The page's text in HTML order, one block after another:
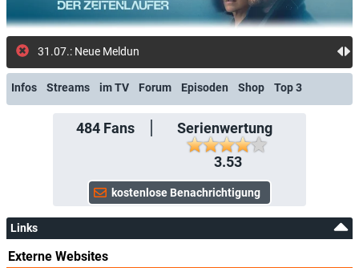
31.07.: Neue Meldung: Die 9
Infos Streams im TV Forum Episoden Shop Top 3
484Fans
Serienwertung
3.53
Links
Externe Websites